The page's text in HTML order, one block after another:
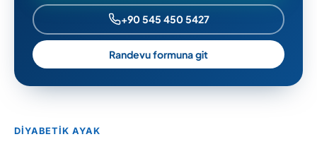
DIYABETIK AYAK
+90 545 450 5427
Randevu formuna git